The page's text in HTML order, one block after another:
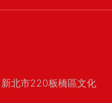
北市220板橋區文化